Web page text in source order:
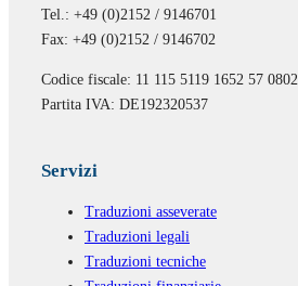
Tel.: +49 (0)2152 / 9146701
Fax: +49 (0)2152 / 9146702
Codice fiscale: 11 115 5119 1652 57 0802
Partita IVA: DE192320537
Servizi
Traduzioni asseverate
Traduzioni legali
Traduzioni tecniche